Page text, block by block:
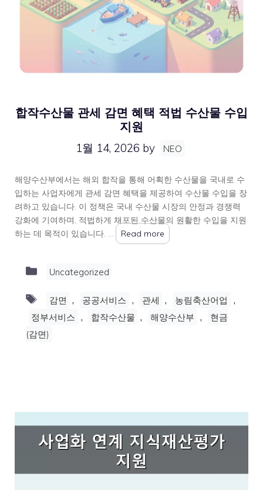
합작수산물 관세 감면 혜택 적법 수산물 수입
지원
1월 14, 2026 by NEO
해양수산부에서는 해외 합작을 통해 어획한 수산물을 국내로 수
입하는 사업자에게 관세 감면 혜택을 제공하여 수산물 수입을 장
려하고 있습니다. 이 정책은 국내 수산물 시장의 안정과 경쟁력
강화에 기여하며, 적법하게 채포된 수산물의 원활한 수입을 지원
하는 데 목적이 있습니다. …
Read more
Categories
Uncategorized
Tags
감면 , 공공서비스 , 관세 , 농림축산어업 ,
정부서비스 , 합작수산물 , 해양수산부 ,
현금
(감면)